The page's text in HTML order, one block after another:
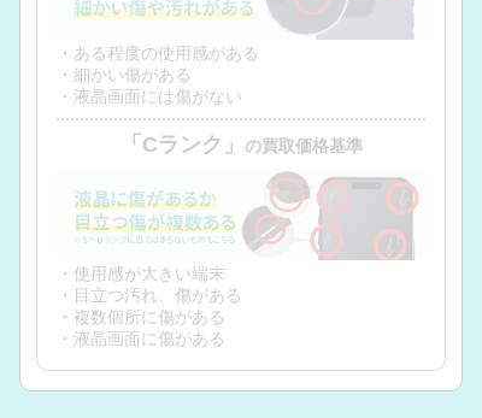
・ある程度の使用感がある
・細かい傷がある
・液晶画面には傷がない
「Cランク」 の買取価格基準
・使用感が大きい端末
・目立つ汚れ、傷がある
・複数個所に傷がある
・液晶画面に傷がある